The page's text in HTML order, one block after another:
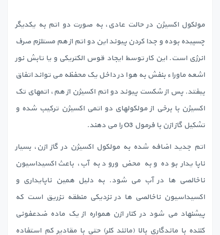
مولکول اکسیژن در حالت عادی، به صورت دو اتم به یکدیگر
چسبیده بوده و جدا کردن پیوند این دو اتم از هم مستلزم صرف
انرژی است. این کار توسط ایجاد قوس الکتریکی و یا تابش نور
اشعه ماوراء بنفش به هوا در داخل یک محفظه می تواند اتفاق
بیفتد. پس از شکست پیوند دو اتم اکسیژن از هم، اتمهای تک
اکسیژن با برخی از مولکولهای دو اتمی اکسیژن ترکیب شده و
تشکیل گاز ازن با فرمول O3 را می دهند.
اتم جدید اضافه شده به مولکول اکسیژن در گاز ازن، بسیار
ناپایدار بوده و به محض ورود به آب، باعث اکسیداسیون
ناخالصی ها در آب می شود. به دلیل همین ناپایداری و
اکسیداسیون ناخالصی ها در نزدیکی منطقه تزریق است که
پیشنهاد می شود در کنار ازن همواره از یک ماده ضدعفونی
کننده با ماندگاری بالا (مانند کلر) حتی با مقادیر کم استفاده